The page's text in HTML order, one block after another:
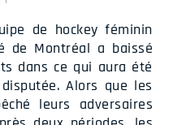
de hockey féminin
de Montréal a baissé
dans ce qui aura été
Alors que les
leurs adversaires